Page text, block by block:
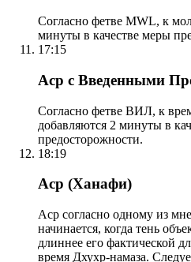
Согласно фетве MWL, к
минуты в качестве меры
17:15
Аср с Введенными
Согласно фетве ВИЛ, к
добавляются 2 минуты в
предосторожности.
18:19
Аср (Ханафи)
Аср согласно одному из
начинается, когда тень
длиннее его фактической
время Дхухр-намаза.